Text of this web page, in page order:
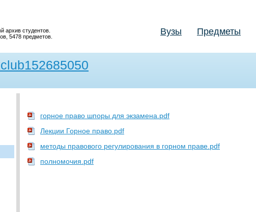
архив студентов.
5478 предметов.
Вузы Предметы
горное право шпоры для экзамена.pdf
Лекции Горное право.pdf
методы правового регулирования в горном праве.pdf
полномочия.pdf